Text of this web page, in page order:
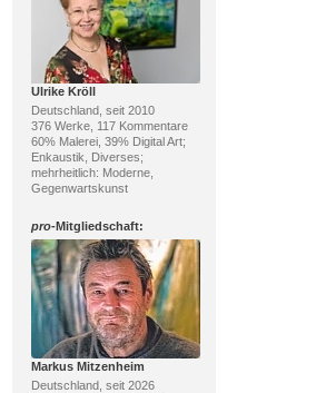
Ulrike Kröll
Deutschland, seit 2010
376 Werke, 117 Kommentare
60% Malerei, 39% Digital Art;
Enkaustik, Diverses;
mehrheitlich: Moderne,
Gegenwartskunst
pro-Mitgliedschaft:
Markus Mitzenheim
Deutschland, seit 2026